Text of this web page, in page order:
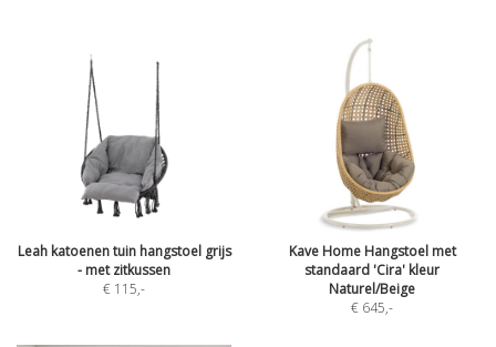
Leah katoenen tuin hangstoel grijs
- met zitkussen
€ 115,-
Kave Home Hangstoel met
standaard 'Cira' kleur
Naturel/Beige
€ 645,-